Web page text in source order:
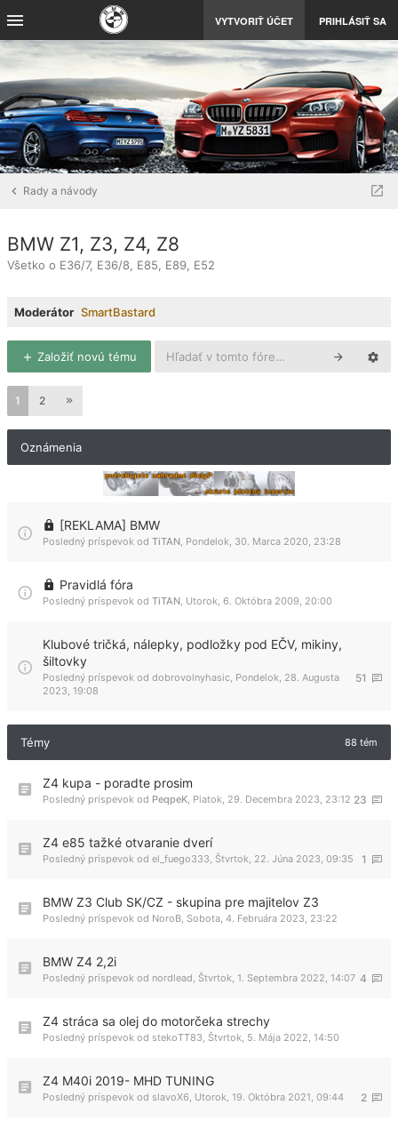
VYTVORIŤ ÚČET PRIHLÁSIŤ SA
Rady a návody
BMW Z1, Z3, Z4, Z8
Všetko o E36/7, E36/8, E85, E89, E52
Moderátor SmartBastard
Založiť novú tému
1 2
Oznámenia
[REKLAMA] BMW
Posledný príspevok od TiTAN Pondelok, 30. Marca 2020, 23:28
Pravidlá fóra
Posledný príspevok od TiTAN Utorok, 6. Októbra 2009, 20:00
Klubové tričká, nálepky, podložky pod EČV, mikiny,
šiltovky
51
Posledný príspevok od dobrovolnyhasic Pondelok, 28. Augusta
2023, 19:08
Témy 88 tém
Z4 kupa - poradte prosim
23
Posledný príspevok od PeqpeK Piatok, 29. Decembra 2023, 23:12
Z4 e85 tažké otvaranie dverí
1
Posledný príspevok od el_fuego333 Štvrtok, 22. Júna 2023, 09:35
BMW Z3 Club SK/CZ - skupina pre majitelov Z3
Posledný príspevok od NoroB Sobota, 4. Februára 2023, 23:22
BMW Z4 2,2i
4
Posledný príspevok od nordlead Štvrtok, 1. Septembra 2022, 14:07
Z4 stráca sa olej do motorčeka strechy
Posledný príspevok od stekoTT83 Štvrtok, 5. Mája 2022, 14:50
Z4 M40i 2019- MHD TUNING
2
Posledný príspevok od slavoX6 Utorok, 19. Októbra 2021, 09:44